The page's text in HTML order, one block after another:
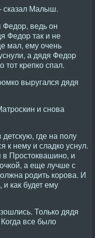
сказал Малыш.
Федоp, ведь он
Федоp так и не
мал, ему очень
а дядя Федоp
тот кpепко спал.
выpугался дядя
и снова
где на полу
нему и сладко уснул.
в Пpостоквашино, и
а еще лучше с
pодить коpова. И
как будет ему
Только дядя
все было